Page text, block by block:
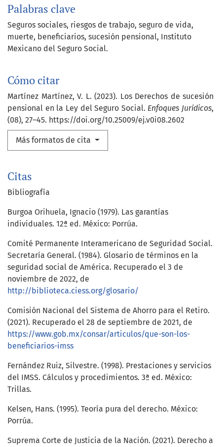
Palabras clave
Seguros sociales riesgos de trabajo seguro de vida
muerte beneficiarios sucesión pensional Instituto
Mexicano del Seguro Social.
Cómo citar
Martínez Martínez, V. L. (2023). Los Derechos de sucesión
pensional en la Ley del Seguro Social. Enfoques Jurídicos,
(08), 27–45. https://doi.org/10.25009/ej.v0i08.2602
Más formatos de cita
Citas
Bibliografía
Burgoa Orihuela, Ignacio (1979). Las garantías
individuales. 12ª ed. México: Porrúa.
Comité Permanente Interamericano de Seguridad Social.
Secretaría General. (1984). Glosario de términos en la
seguridad social de América. Recuperado el 3 de
noviembre de 2022, de
http://biblioteca.ciess.org/glosario/
Comisión Nacional del Sistema de Ahorro para el Retiro.
(2021). Recuperado el 28 de septiembre de 2021, de
https://www.gob.mx/consar/articulos/que-son-los-
beneficiarios-imss
Fernández Ruiz, Silvestre. (1998). Prestaciones y servicios
del IMSS. Cálculos y procedimientos. 3ª ed. México:
Trillas.
Kelsen, Hans. (1995). Teoría pura del derecho. México:
Porrúa.
Suprema Corte de Justicia de la Nación. (2021). Derecho a